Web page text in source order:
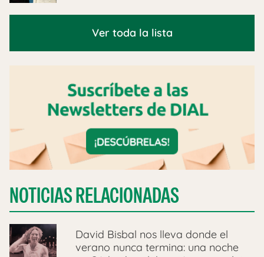
Ver toda la lista
NOTICIAS RELACIONADAS
David Bisbal nos lleva donde el
verano nunca termina: una noche